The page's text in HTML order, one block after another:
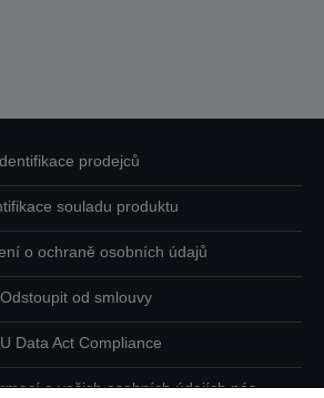
prodejců
souladu produktu
o ochraně osobních údajů
Odstoupit od smlouvy
Data Act Compliance
o vašich osobních údajích nás